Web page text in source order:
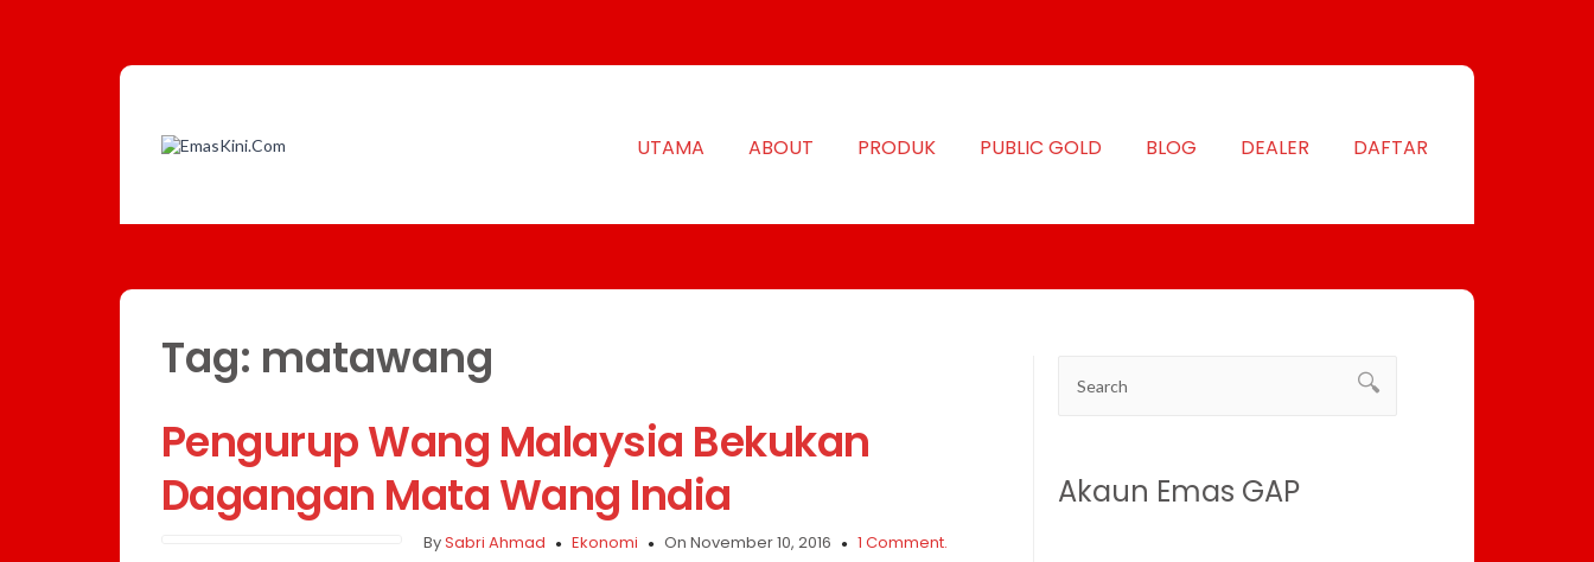
UTAMA ABOUT PRODUK PUBLIC GOLD BLOG DEALER DAFTAR
Tag: matawang
Pengurup Wang Malaysia Bekukan
Dagangan Mata Wang India
BySabri Ahmad Ekonomi On November 10, 2016 1 Comment.
Akaun Emas GAP